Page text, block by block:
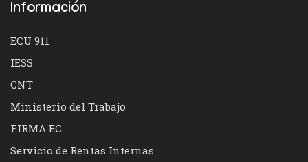
Información
ECU 911
IESS
CNT
Ministerio del Trabajo
FIRMA EC
Servicio de Rentas Internas